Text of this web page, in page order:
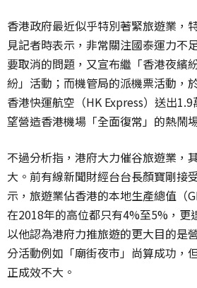
香港政府最近似乎特別著緊旅遊業，
見記者時表示，非常關注國泰運力不
要取消的問題，又宣布繼「香港夜繽
紛」活動；而機管局的派機票活動，
香港快運航空（HK Express）送出
望營造香港機場「全面復常」的熱鬧
不過分析指，港府大力催谷旅遊業，
大。前有線新聞財經台台長顏寶剛接
示，旅遊業佔香港的本地生產總值（
在2018年的高位都只有4%至5%，更
以他認為港府力推旅遊的更大目的是
分活動例如「廟街夜市」尚算成功，
正成效不大。